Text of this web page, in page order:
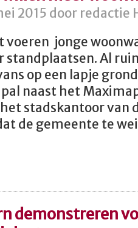
2015 door redactie
voeren jonge
standplaatsen. Al
op een lapje
naast het
stadskantoor van
de gemeente te
demonstreren